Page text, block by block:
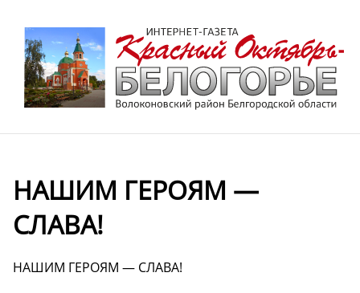
НАШИМ ГЕРОЯМ —
СЛАВА!
НАШИМ ГЕРОЯМ — СЛАВА!